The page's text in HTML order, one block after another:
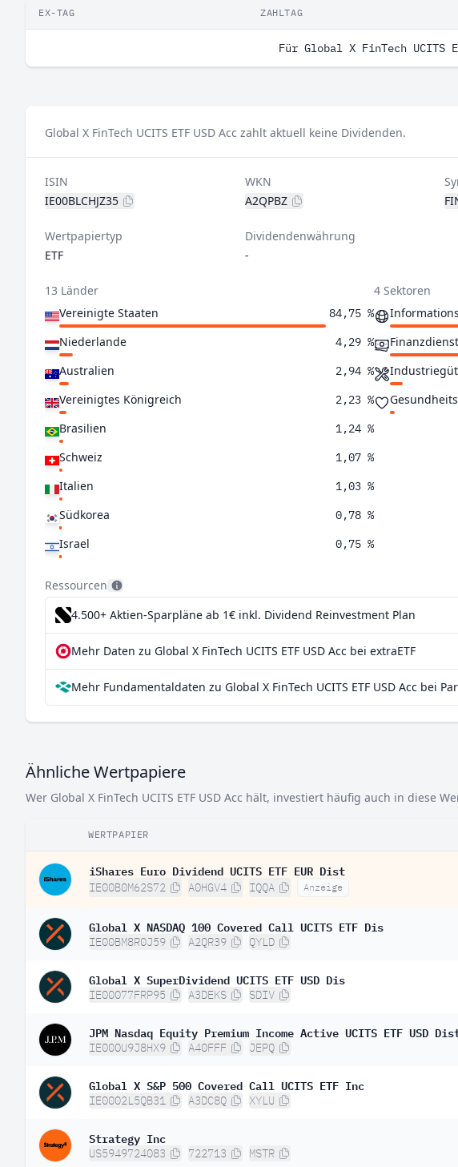
EX-TAG ZAHLTAG
Für Global X FinTech
Global X FinTech UCITS ETF USD Acc zahlt aktuell keine Dividenden.
ISIN
IE00BLCHJZ35
WKN
A2QPBZ
Wertpapiertyp
ETF
Dividendenwährung
-
13 Länder
Vereinigte Staaten
84,75 %
Niederlande 4,29 %
Australien 2,94 %
Vereinigtes Königreich 2,23 %
Brasilien 1,24 %
Schweiz 1,07 %
Italien 1,03 %
Südkorea 0,78 %
Israel 0,75 %
Sonderverwaltungsregion Hongkong 0,25 %
Taiwan 0,16 %
Deutschland 0,12 %
4 Sektoren
Ressourcen
4.500+ Aktien-Sparpläne ab 1€ inkl. Dividend Reinvestment Plan
Mehr Daten zu Global X FinTech UCITS ETF USD Acc bei extraETF
Mehr Fundamentaldaten zu Global X FinTech UCITS ETF USD Acc bei
Ähnliche Wertpapiere
Wer Global X FinTech UCITS ETF USD Acc hält, investiert häufig auch in diese
WERTPAPIER
iShares Euro Dividend UCITS ETF EUR Dist
IE00B0M62S72 A0HGV4 IQQA Anzeige
Global X NASDAQ 100 Covered Call UCITS ETF Dis
IE00BM8R0J59 A2QR39 QYLD
Global X SuperDividend UCITS ETF USD Dis
IE00077FRP95 A3DEKS SDIV
JPM Nasdaq Equity Premium Income Active UCITS ETF USD
IE000U9J8HX9 A40FFF JEPQ
Global X S&P 500 Covered Call UCITS ETF Inc
IE0002L5QB31 A3DC8Q XYLU
Strategy Inc
US5949724083 722713 MSTR